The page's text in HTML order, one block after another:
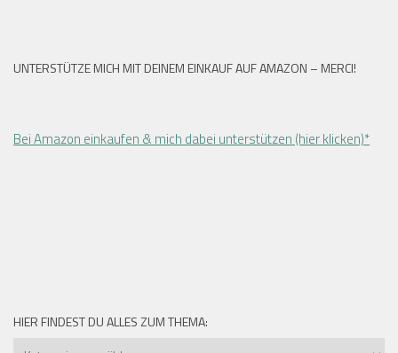
UNTERSTÜTZE MICH MIT DEINEM EINKAUF AUF AMAZON – MERCI!
Bei Amazon einkaufen & mich dabei unterstützen (hier klicken)*
HIER FINDEST DU ALLES ZUM THEMA: